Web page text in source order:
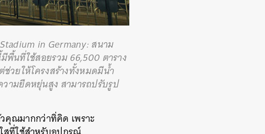
in Germany:สนาม
พื้นที่ใช้สอยรวม 66,500 ตาราง
วยให้โครงสร้างทั้งหมดมีน้ำ
ามยืดหยุ่นสูง สามารถปรับรูป
คุณมากกว่าทิ่คิด เพราะ